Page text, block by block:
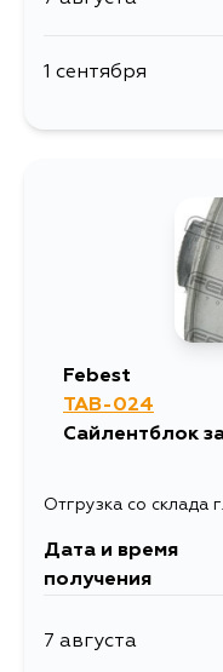
1 сентября
Febest
TAB-024
Сайлентблок
Отгрузка со склада
Дата и время
получения
7 августа